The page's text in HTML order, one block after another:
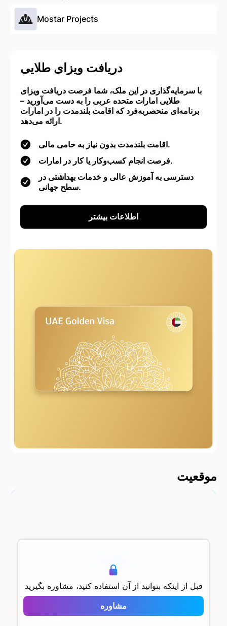
Mostar Projects
دریافت ویزای طلایی
با سرمایه‌گذاری در این ملک، شما فرصت دریافت ویزای
طلایی امارات متحده عربی را به دست می‌آورید –
برنامه‌ای منحصربه‌فرد که اقامت بلندمدت را در امارات
ارائه می‌دهد.
اقامت بلندمدت بدون نیاز به حامی مالی.
فرصت انجام کسب‌وکار یا کار در امارات.
دسترسی به آموزش عالی و خدمات بهداشتی در
سطح جهانی.
اطلاعات بیشتر
موقعیت
قبل از اینکه بتوانید از آن استفاده کنید، مشاوره بگیرید
مشاوره
Mostar Mahal